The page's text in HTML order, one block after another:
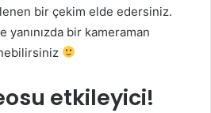
bir çekim elde edersiniz.
bir kameraman
etkileyici!